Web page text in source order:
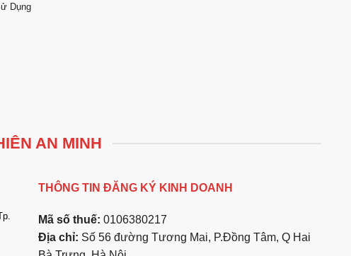
Dụng
AN MINH
THÔNG TIN ĐĂNG KÝ KINH DOANH
Mã số thuế: 0106380217
Địa chỉ: Số 56 đường Tương Mai, P.Đồng Tâm, Q Hai